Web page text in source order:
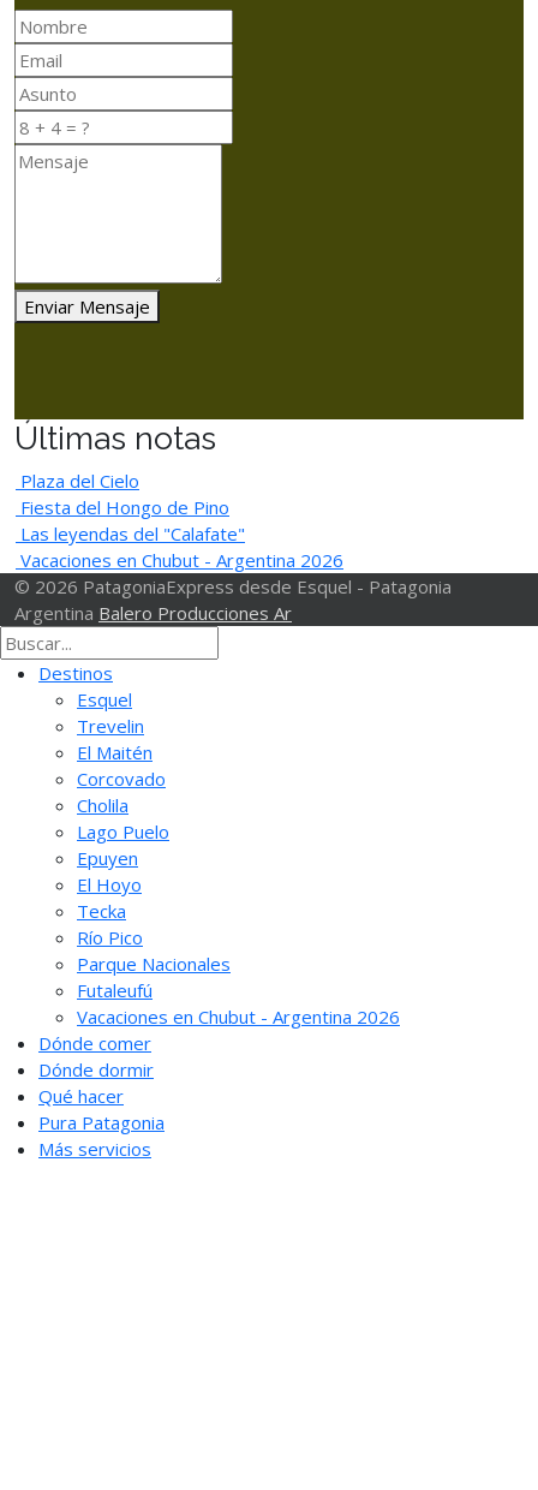
Enviar Mensaje
Últimas notas
Plaza del Cielo
Fiesta del Hongo de Pino
Las leyendas del "Calafate"
Vacaciones en Chubut - Argentina 2026
© 2026 PatagoniaExpress desde Esquel - Patagonia
Argentina Balero Producciones Ar
Destinos
Esquel
Trevelin
El Maitén
Corcovado
Cholila
Lago Puelo
Epuyen
El Hoyo
Tecka
Río Pico
Parque Nacionales
Futaleufú
Vacaciones en Chubut - Argentina 2026
Dónde comer
Dónde dormir
Qué hacer
Pura Patagonia
Más servicios